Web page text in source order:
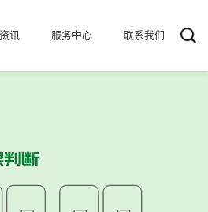
讯 服务中心 联系我们